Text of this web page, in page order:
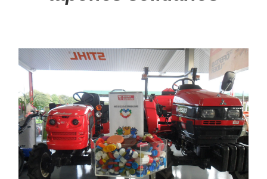
MULTIMEDIA
Videos
Galería de imágenes
MARCAS